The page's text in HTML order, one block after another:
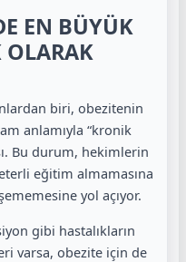
EN BÜYÜK
OLARAK
biri, obezitenin
anlamıyla “kronik
Bu durum, hekimlerin
eğitim almamasına
yol açıyor.
gibi hastalıkların
varsa, obezite için de